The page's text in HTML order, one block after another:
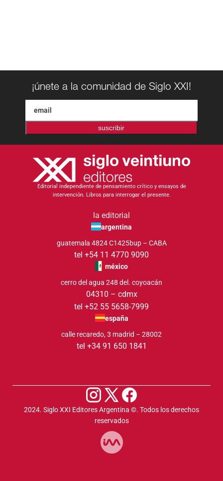
¡únete a la comunidad de Siglo XXI!
suscribir
Editorial independiente de pensamiento crítico y ensayos de
intervención. Libros para interrogar el presente.
la editorial
argentina
guatemala 4824 C1425bup – CABA
tel +54 11 4770 9090
méxico
cerro del agua 248 del. coyoacán
04310 – cdmx
tel +52 55 5658-7999
españa
calle recaredo, 3 madrid – 28002
tel +34 91 650 1841
2024. Siglo XXI Editores Argentina ©️. Todos los derechos
reservados